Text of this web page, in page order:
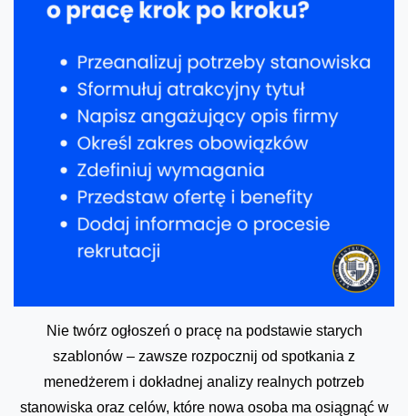
Nie twórz ogłoszeń o pracę na podstawie starych
szablonów – zawsze rozpocznij od spotkania z
menedżerem i dokładnej analizy realnych potrzeb
stanowiska oraz celów, które nowa osoba ma osiągnąć w